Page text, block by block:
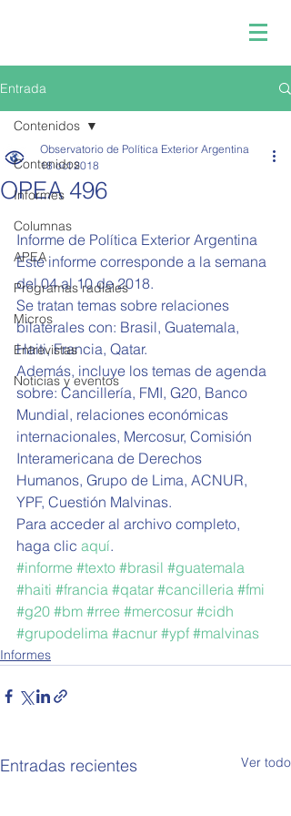
Entrada
Contenidos
Informes
Columnas
APEA
Programas radiales
Micros
Entrevistas
Noticias y eventos
Contenidos
OPEA 496
Observatorio de Política Exterior Argentina
18 oct 2018
Informe de Política Exterior Argentina
Este informe corresponde a la semana
del 04 al 10 de 2018.
Se tratan temas sobre relaciones
bilaterales con: Brasil, Guatemala,
Haiti, Francia, Qatar.
Además, incluye los temas de agenda
sobre: Cancillería, FMI, G20, Banco
Mundial, relaciones económicas
internacionales, Mercosur, Comisión
Interamericana de Derechos
Humanos, Grupo de Lima, ACNUR,
YPF, Cuestión Malvinas.
Para acceder al archivo completo,
haga clic aquí.
#informe #texto #brasil #guatemala
#haiti #francia #qatar #cancilleria #fmi
#g20 #bm #rree #mercosur #cidh
#grupodelima #acnur #ypf #malvinas
Informes
Entradas recientes Ver todo